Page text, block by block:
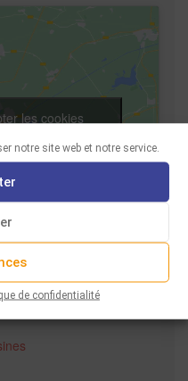
notre site web et notre service.
de confidentialité
les cookies